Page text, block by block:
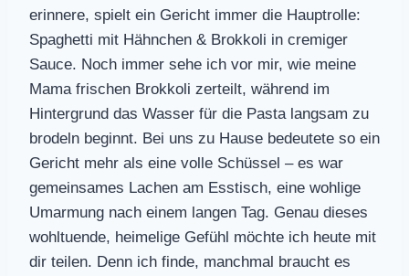
erinnere, spielt ein Gericht immer die Hauptrolle:
Spaghetti mit Hähnchen & Brokkoli in cremiger
Sauce. Noch immer sehe ich vor mir, wie meine
Mama frischen Brokkoli zerteilt, während im
Hintergrund das Wasser für die Pasta langsam zu
brodeln beginnt. Bei uns zu Hause bedeutete so ein
Gericht mehr als eine volle Schüssel – es war
gemeinsames Lachen am Esstisch, eine wohlige
Umarmung nach einem langen Tag. Genau dieses
wohltuende, heimelige Gefühl möchte ich heute mit
dir teilen. Denn ich finde, manchmal braucht es